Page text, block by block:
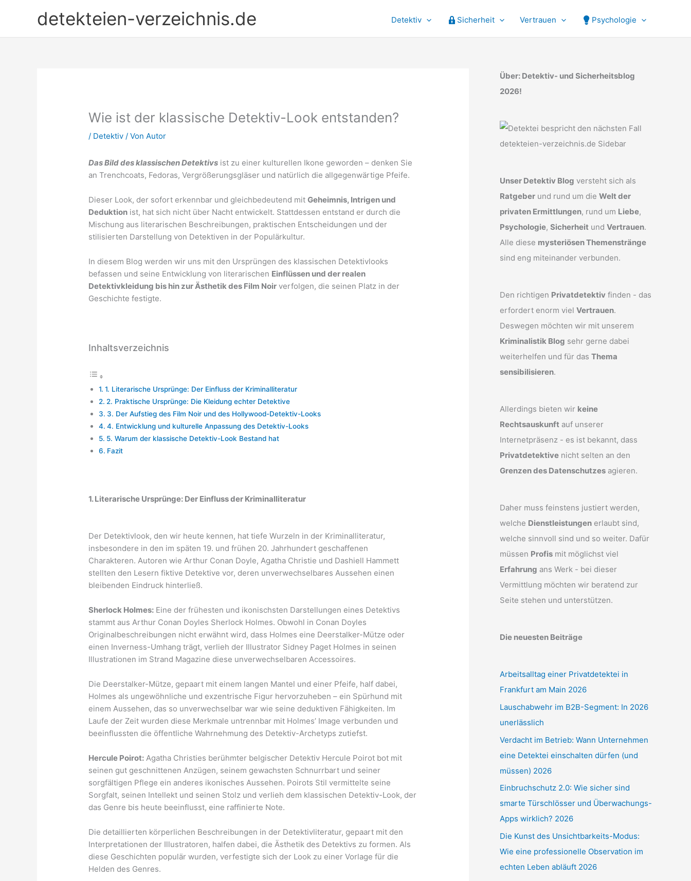
detekteien-verzeichnis.de Detektiv Sicherheit Vertrauen Psychologie
Wie ist der klassische Detektiv-Look entstanden?
/ Detektiv / VonAutor
Das Bild des klassischen Detektivs ist zu einer kulturellen Ikone geworden – denken Sie
an Trenchcoats, Fedoras, Vergrößerungsgläser und natürlich die allgegenwärtige Pfeife.
Dieser Look, der sofort erkennbar und gleichbedeutend mitGeheimnis, Intrigen und
Deduktion ist, hat sich nicht über Nacht entwickelt. Stattdessen entstand er durch die
Mischung aus literarischen Beschreibungen, praktischen Entscheidungen und der
stilisierten Darstellung von Detektiven in der Populärkultur.
In diesem Blog werden wir uns mit den Ursprüngen des klassischen Detektivlooks
befassen und seine Entwicklung von literarischen Einflüssen und der realen
Detektivkleidung bis hin zur Ästhetik des Film Noir verfolgen, die seinen Platz in der
Geschichte festigte.
Inhaltsverzeichnis
1. Literarische Ursprünge: Der Einfluss der Kriminalliteratur
2. Praktische Ursprünge: Die Kleidung echter Detektive
3. Der Aufstieg des Film Noir und des Hollywood-Detektiv-Looks
4. Entwicklung und kulturelle Anpassung des Detektiv-Looks
5. Warum der klassische Detektiv-Look Bestand hat
Fazit
1. Literarische Ursprünge: Der Einfluss der Kriminalliteratur
Der Detektivlook, den wir heute kennen, hat tiefe Wurzeln in der Kriminalliteratur,
insbesondere in den im späten 19. und frühen 20. Jahrhundert geschaffenen
Charakteren. Autoren wie Arthur Conan Doyle, Agatha Christie und Dashiell Hammett
stellten den Lesern fiktive Detektive vor, deren unverwechselbares Aussehen einen
bleibenden Eindruck hinterließ.
Sherlock Holmes: Eine der frühesten und ikonischsten Darstellungen eines Detektivs
stammt aus Arthur Conan Doyles Sherlock Holmes. Obwohl in Conan Doyles
Originalbeschreibungen nicht erwähnt wird, dass Holmes eine Deerstalker-Mütze oder
einen Inverness-Umhang trägt, verlieh der Illustrator Sidney Paget Holmes in seinen
Illustrationen im Strand Magazine diese unverwechselbaren Accessoires.
Die Deerstalker-Mütze, gepaart mit einem langen Mantel und einer Pfeife, half dabei,
Holmes als ungewöhnliche und exzentrische Figur hervorzuheben – ein Spürhund mit
einem Aussehen, das so unverwechselbar war wie seine deduktiven Fähigkeiten. Im
Laufe der Zeit wurden diese Merkmale untrennbar mit Holmes’ Image verbunden und
beeinflussten die öffentliche Wahrnehmung des Detektiv-Archetyps zutiefst.
Hercule Poirot: Agatha Christies berühmter belgischer Detektiv Hercule Poirot bot mit
seinen gut geschnittenen Anzügen, seinem gewachsten Schnurrbart und seiner
sorgfältigen Pflege ein anderes ikonisches Aussehen. Poirots Stil vermittelte seine
Sorgfalt, seinen Intellekt und seinen Stolz und verlieh dem klassischen Detektiv-Look, der
das Genre bis heute beeinflusst, eine raffinierte Note.
Die detaillierten körperlichen Beschreibungen in der Detektivliteratur, gepaart mit den
Interpretationen der Illustratoren, halfen dabei, die Ästhetik des Detektivs zu formen. Als
diese Geschichten populär wurden, verfestigte sich der Look zu einer Vorlage für die
Helden des Genres.
Über: Detektiv- und Sicherheitsblog
2026!
Unser Detektiv Blog versteht sich als
Ratgeber und rund um die Welt der
privaten Ermittlungen, rund um Liebe,
Psychologie, Sicherheit und Vertrauen.
Alle diese mysteriösen Themenstränge
sind eng miteinander verbunden.
Den richtigen Privatdetektiv finden - das
erfordert enorm viel Vertrauen.
Deswegen möchten wir mit unserem
Kriminalistik Blog sehr gerne dabei
weiterhelfen und für das Thema
sensibilisieren.
Allerdings bieten wir keine
Rechtsauskunft auf unserer
Internetpräsenz - es ist bekannt, dass
Privatdetektive nicht selten an den
Grenzen des Datenschutzes agieren.
Daher muss feinstens justiert werden,
welche Dienstleistungen erlaubt sind,
welche sinnvoll sind und so weiter. Dafür
müssen Profis mit möglichst viel
Erfahrung ans Werk - bei dieser
Vermittlung möchten wir beratend zur
Seite stehen und unterstützen.
Die neuesten Beiträge
Arbeitsalltag einer Privatdetektei in
Frankfurt am Main 2026
Lauschabwehr im B2B-Segment: In 2026
unerlässlich
Verdacht im Betrieb: Wann Unternehmen
eine Detektei einschalten dürfen (und
müssen) 2026
Einbruchschutz 2.0: Wie sicher sind
smarte Türschlösser und Überwachungs-
Apps wirklich? 2026
Die Kunst des Unsichtbarkeits-Modus:
Wie eine professionelle Observation im
echten Leben abläuft 2026